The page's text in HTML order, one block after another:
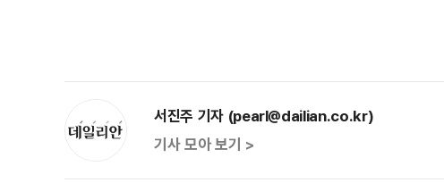
서진주 기자 (pearl@dailian.co.kr)
기사 모아 보기 >